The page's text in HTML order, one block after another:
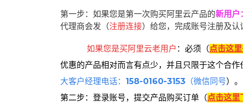
第一步：如果您是第一次购买阿里云产品的新用户 ：
代理商会发（注册连接）给您，完成账号注册及认
如果您是买阿里云老用户 ： 必须 （点击这
优惠的产品相对而言有点少，并且只限于这个合作
大客户经理电话： 158-0160-3153 （微信同号）。
第二步：登录账号，提交产品购买订单（点击这里